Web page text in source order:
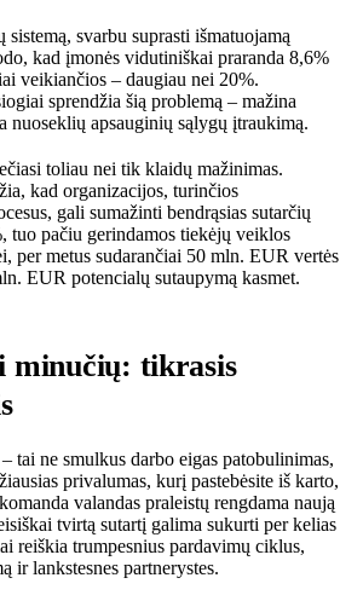
svarbu suprasti išmatuojamą
kad įmonės vidutiniškai praranda 8,6%
veikiančios – daugiau nei 20%.
sprendžia šią problemą – mažina
nuoseklių apsauginių sąlygų įtraukimą.
toliau nei tik klaidų mažinimas.
kad organizacijos, turinčios
gali sumažinti bendrąsias sutarčių
tuo pačiu gerindamos tiekėjų veiklos
per metus sudarančiai 50 mln. EUR vertės
EUR potencialų sutaupymą kasmet.
minučių: tikrasis
tai ne smulkus darbo eigas patobulinimas,
privalumas, kurį pastebėsite iš karto,
valandas praleistų rengdama naują
tvirtą sutartį galima sukurti per kelias
reiškia trumpesnius pardavimų ciklus,
ir lankstesnes partnerystes.